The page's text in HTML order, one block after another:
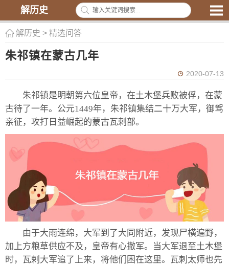
解历史
解历史 > 精选问答
朱祁镇在蒙古几年
2020-07-13
朱祁镇是明朝第六位皇帝，在土木堡兵败被俘，在蒙
古待了一年。公元1449年，朱祁镇集结二十万大军，御驾
亲征，攻打日益崛起的蒙古瓦剌部。
由于大雨连绵，大军到了大同附近，发现尸横遍野，
加上方粮草供应不及，皇帝有心撤军。当大军退至土木堡
时，瓦剌大军追了上来，将他们困在这里。瓦刺太师也先